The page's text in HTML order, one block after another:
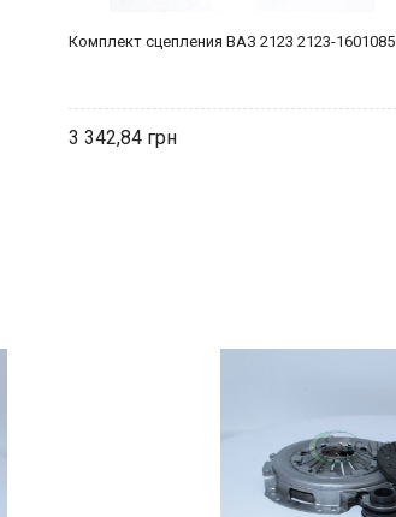
Комплект сцепления ВАЗ 2123 2123-1601085
3 342,84